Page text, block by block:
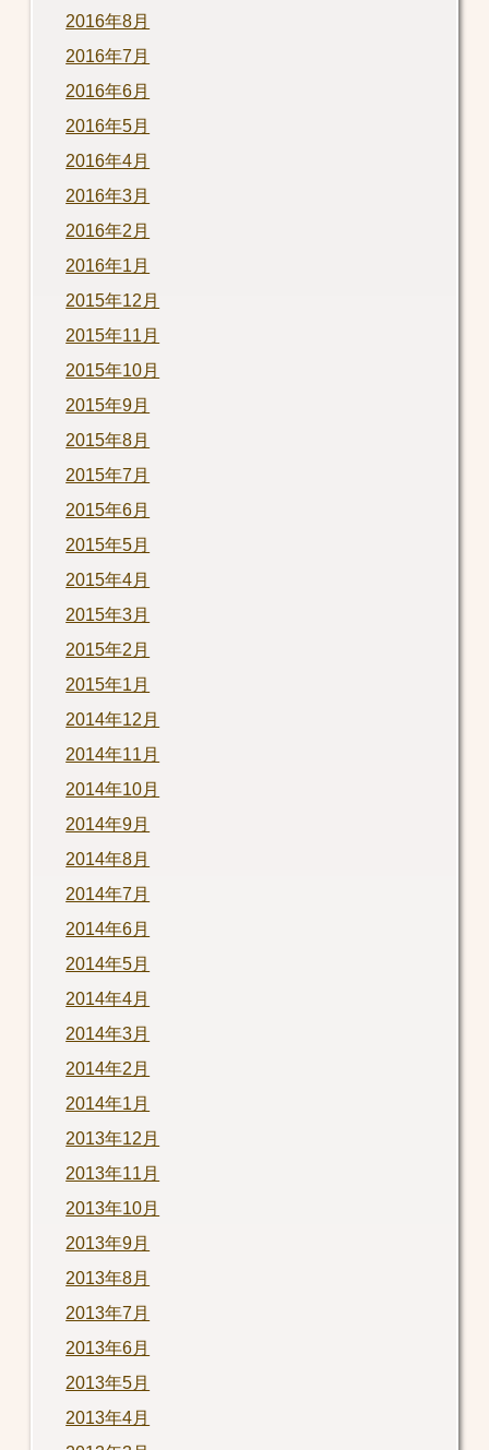
2016年8月
2016年7月
2016年6月
2016年5月
2016年4月
2016年3月
2016年2月
2016年1月
2015年12月
2015年11月
2015年10月
2015年9月
2015年8月
2015年7月
2015年6月
2015年5月
2015年4月
2015年3月
2015年2月
2015年1月
2014年12月
2014年11月
2014年10月
2014年9月
2014年8月
2014年7月
2014年6月
2014年5月
2014年4月
2014年3月
2014年2月
2014年1月
2013年12月
2013年11月
2013年10月
2013年9月
2013年8月
2013年7月
2013年6月
2013年5月
2013年4月